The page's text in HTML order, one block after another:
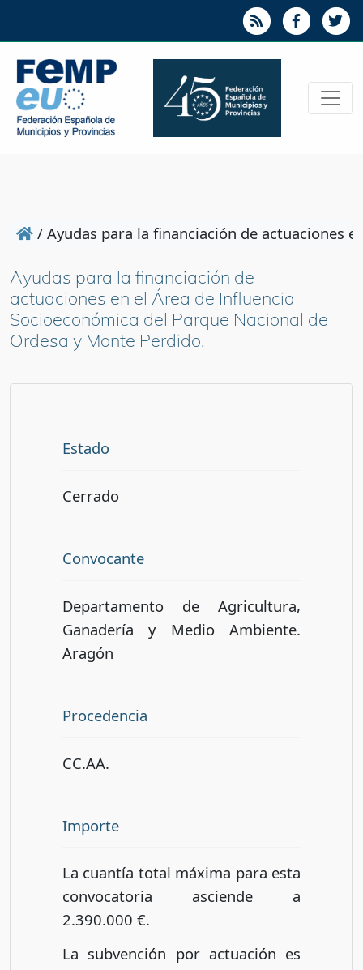
/ Ayudas para la financiación de actuaciones
Ayudas para la financiación de
actuaciones en el Área de Influencia
Socioeconómica del Parque Nacional de
Ordesa y Monte Perdido.
Estado
Cerrado
Convocante
Departamento de Agricultura,
Ganadería y Medio Ambiente.
Aragón
Procedencia
CC.AA.
Importe
La cuantía total máxima para esta
convocatoria asciende a
2.390.000 €.
La subvención por actuación es